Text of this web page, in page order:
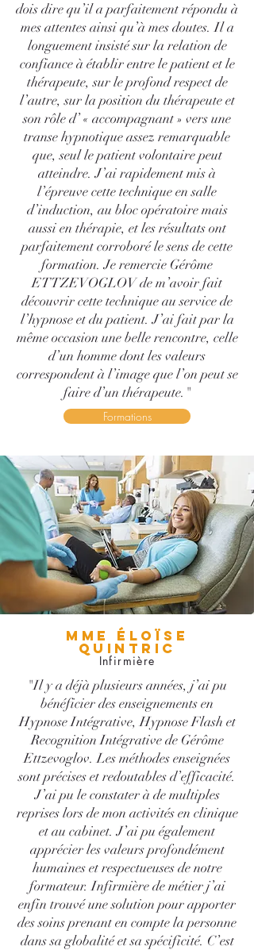
dois dire qu’il a parfaitement répondu à
mes attentes ainsi qu’à mes doutes. Il a
longuement insisté sur la relation de
confiance à établir entre le patient et le
thérapeute, sur le profond respect de
l’autre, sur la position du thérapeute et
son rôle d’ « accompagnant » vers une
transe hypnotique assez remarquable
que, seul le patient volontaire peut
atteindre. J’ai rapidement mis à
l’épreuve cette technique en salle
d’induction, au bloc opératoire mais
aussi en thérapie, et les résultats ont
parfaitement corroboré le sens de cette
formation. Je remercie Gérôme
ETTZEVOGLOV de m’avoir fait
découvrir cette technique au service de
l’hypnose et du patient. J’ai fait par la
même occasion une belle rencontre, celle
d’un homme dont les valeurs
correspondent à l’image que l’on peut se
faire d’un thérapeute."
Formations
MME ÉLOÏSE
QUINTRIC
Infirmière
"Il y a déjà plusieurs années, j’ai pu
bénéficier des enseignements en
Hypnose Intégrative, Hypnose Flash et
Recognition Intégrative de Gérôme
Ettzevoglov. Les méthodes enseignées
sont précises et redoutables d’efficacité.
J’ai pu le constater à de multiples
reprises lors de mon activités en clinique
et au cabinet. J’ai pu également
apprécier les valeurs profondément
humaines et respectueuses de notre
formateur. Infirmière de métier j’ai
enfin trouvé une solution pour apporter
des soins prenant en compte la personne
dans sa globalité et sa spécificité. C’est